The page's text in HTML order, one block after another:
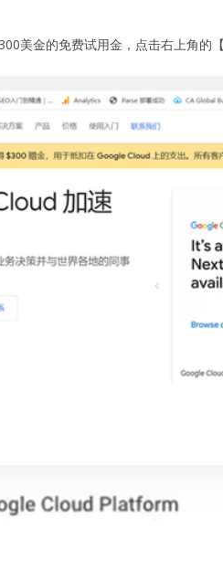
美金的免费试用金，点击右上角的